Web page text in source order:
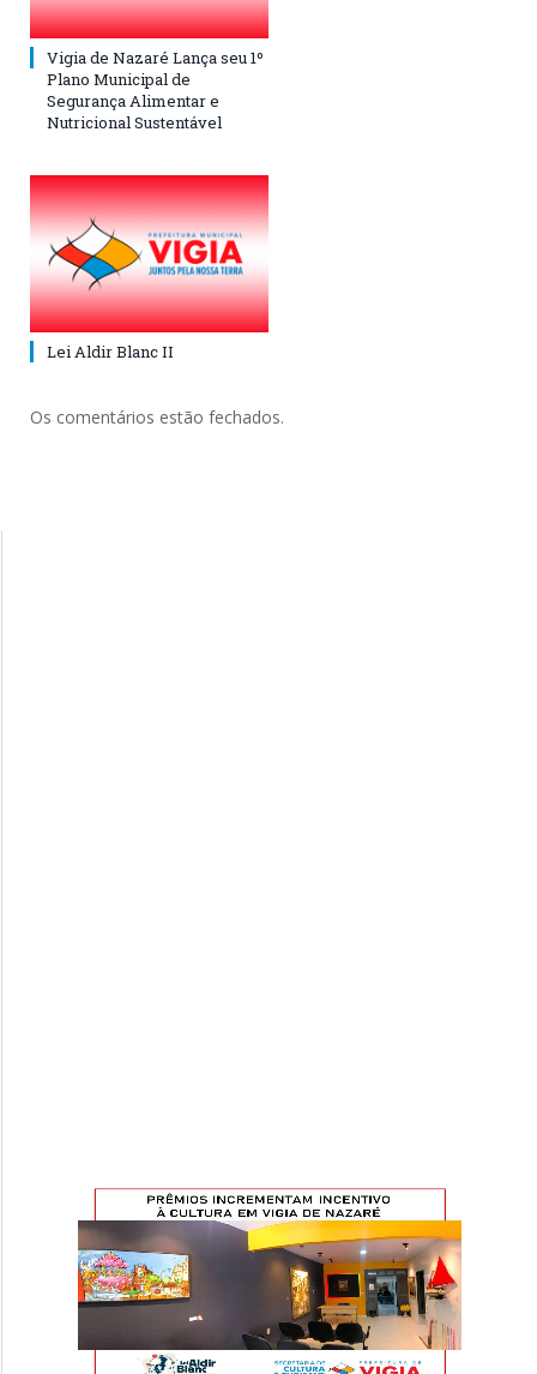
Vigia de Nazaré Lança seu 1º
Plano Municipal de
Segurança Alimentar e
Nutricional Sustentável
Lei Aldir Blanc II
Os comentários estão fechados.